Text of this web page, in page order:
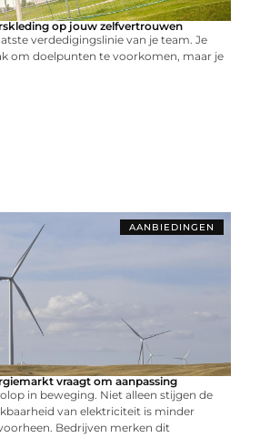
op jouw zelfvertrouwen
verdedigingslinie van je team. Je
om doelpunten te voorkomen, maar je
AANBIEDINGEN
vraagt om aanpassing
in beweging. Niet alleen stijgen de
van elektriciteit is minder
Bedrijven merken dit